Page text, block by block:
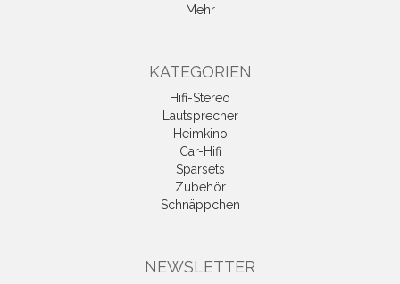
Mehr
KATEGORIEN
Hifi-Stereo
Lautsprecher
Heimkino
Car-Hifi
Sparsets
Zubehör
Schnäppchen
NEWSLETTER